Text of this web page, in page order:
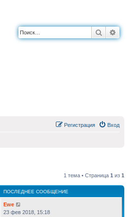
Поиск
Вход
Регистрация
1 тема • Страница 1 из 1
ПОСЛЕДНЕЕ СООБЩЕНИЕ
Ewe
23 фев 2018, 15:18